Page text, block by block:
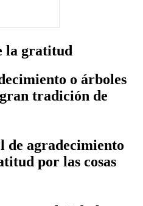
la gratitud
o árboles
tradición de
de agradecimiento
por las cosas